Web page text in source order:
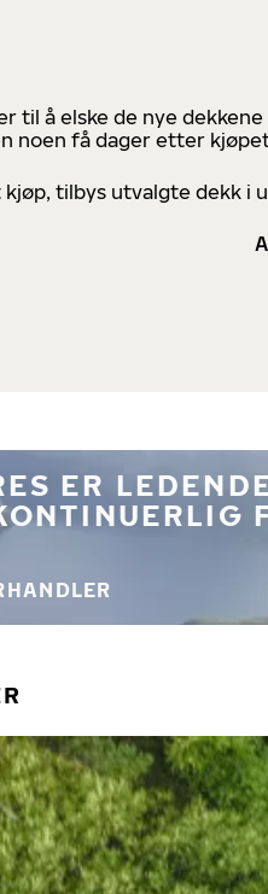
til å elske de nye
noen få dager etter
tilbys utvalgte dekk i
ER